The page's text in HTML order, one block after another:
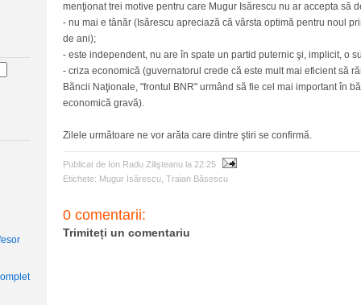
menţionat trei motive pentru care Mugur Isărescu nu ar accepta să
- nu mai e tânăr (Isărescu apreciază că vârsta optimă pentru noul
de ani);
- este independent, nu are în spate un partid puternic şi, implicit, o
- criza economică (guvernatorul crede că este mult mai eficient să
Băncii Naţionale, "frontul BNR" urmând să fie cel mai important în
economică gravă).
Zilele următoare ne vor arăta care dintre ştiri se confirmă.
Publicat de Ion Radu Zilişteanu la 22:25
Etichete: Mugur Isărescu, Traian Băsescu
0 comentarii:
Trimiteți un comentariu